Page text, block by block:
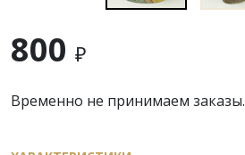
800 ₽
Временно не принимаем заказы.